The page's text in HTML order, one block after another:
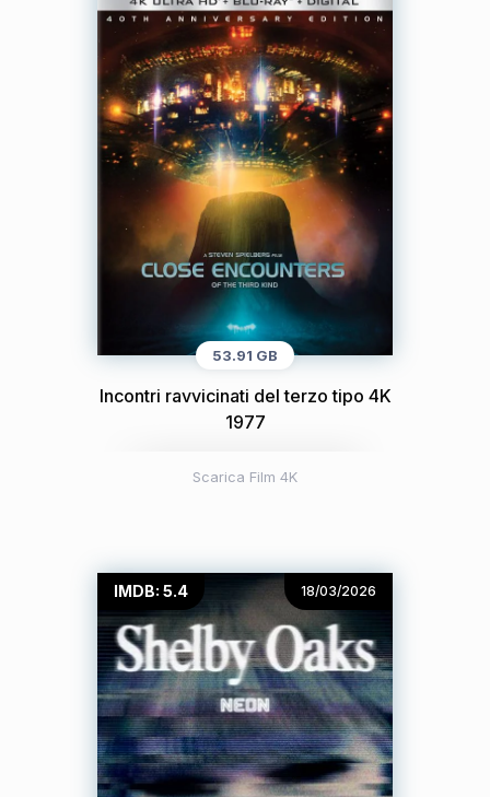
53.91 GB
Incontri ravvicinati del terzo tipo 4K
1977
Scarica Film 4K
IMDB: 5.4 18/03/2026